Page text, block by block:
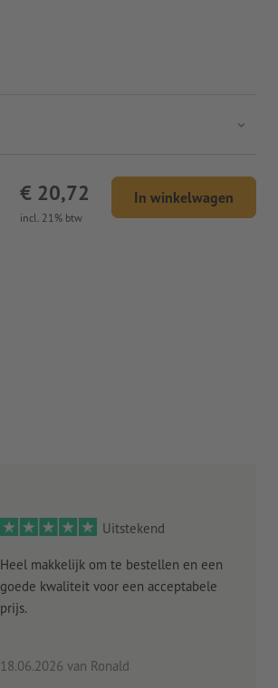
incl. 21% btw
€ 20,72 In winkelwagen
Uitstekend
Heel makkelijk om te bestellen en een
goede kwaliteit voor een acceptabele
prijs.
18.06.2026 van Ronald